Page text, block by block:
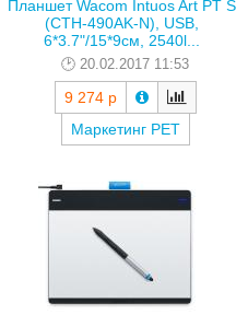
Планшет Wacom Intuos Art PT S
(CTH-490AK-N), USB,
6*3.7"/15*9см, 2540l...
20.02.2017 11:53
9 274 р
Маркетинг РЕТ